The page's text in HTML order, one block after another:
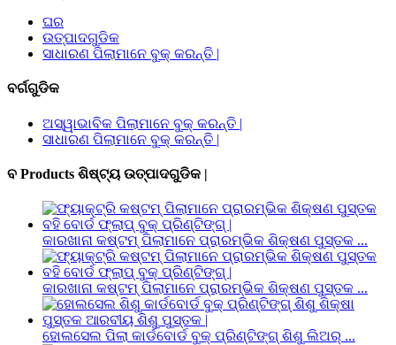
ଘର
ଉତ୍ପାଦଗୁଡିକ
ସାଧାରଣ ପିଲାମାନେ ବୁକ୍ କରନ୍ତି |
ବର୍ଗଗୁଡିକ
ଅସ୍ୱାଭାବିକ ପିଲାମାନେ ବୁକ୍ କରନ୍ତି |
ସାଧାରଣ ପିଲାମାନେ ବୁକ୍ କରନ୍ତି |
ବ Products ଶିଷ୍ଟ୍ୟ ଉତ୍ପାଦଗୁଡିକ |
କାରଖାନା କଷ୍ଟମ୍ ପିଲାମାନେ ପ୍ରାରମ୍ଭିକ ଶିକ୍ଷଣ ପୁସ୍ତକ ...
କାରଖାନା କଷ୍ଟମ୍ ପିଲାମାନେ ପ୍ରାରମ୍ଭିକ ଶିକ୍ଷଣ ପୁସ୍ତକ ...
ହୋଲସେଲ ପିଲା କାର୍ଡବୋର୍ଡ ବୁକ୍ ପ୍ରିଣ୍ଟିଙ୍ଗ୍ ଶିଶୁ ଲିଅର୍ ...